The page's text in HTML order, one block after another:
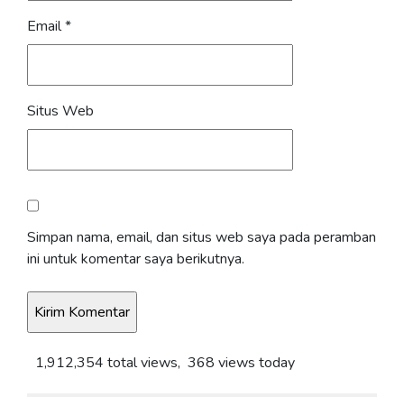
Email*
Situs Web
Simpan nama, email, dan situs web saya pada peramban
ini untuk komentar saya berikutnya.
1,912,354 total views, 368 views today